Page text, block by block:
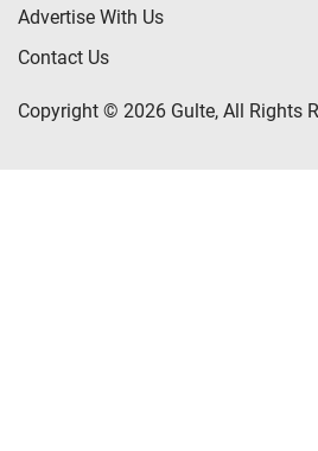
Advertise With Us
Contact Us
Copyright © 2026 Gulte, All Rights